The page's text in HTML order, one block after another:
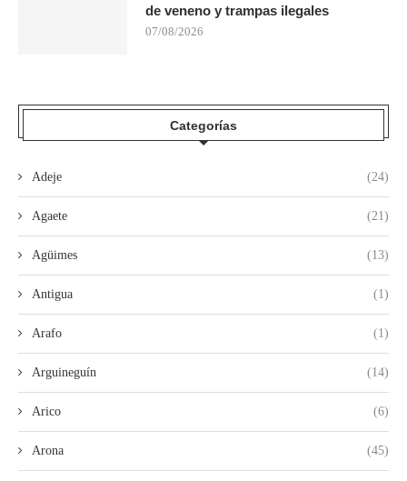
de veneno y trampas ilegales
07/08/2026
Categorías
Adeje (24)
Agaete (21)
Agüimes (13)
Antigua (1)
Arafo (1)
Arguineguín (14)
Arico (6)
Arona (45)